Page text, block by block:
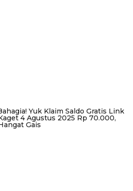
Yuk Klaim Saldo Gratis Link
4 Agustus 2025 Rp 70.000,
Gais